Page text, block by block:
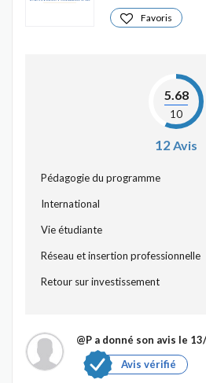
Favoris
5.68
10
12Avis
Pédagogie du programme
International
Vie étudiante
Réseau et insertion professionnelle
Retour sur investissement
@P a donné son avis le
Avis vérifié